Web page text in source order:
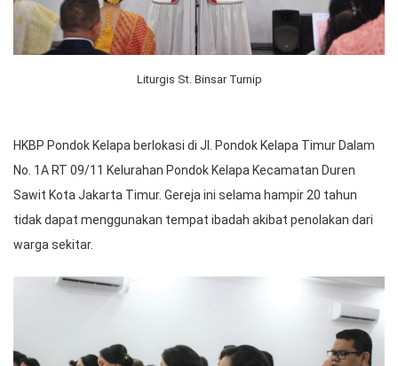
Liturgis St. Binsar Turnip
HKBP Pondok Kelapa berlokasi di Jl. Pondok Kelapa Timur Dalam
No. 1A RT 09/11 Kelurahan Pondok Kelapa Kecamatan Duren
Sawit Kota Jakarta Timur. Gereja ini selama hampir 20 tahun
tidak dapat menggunakan tempat ibadah akibat penolakan dari
warga sekitar.